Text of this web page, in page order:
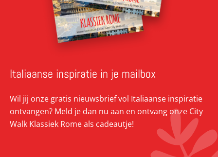
Italiaanse inspiratie in je mailbox
Wil jij onze gratis nieuwsbrief vol Italiaanse inspiratie
ontvangen? Meld je dan nu aan en ontvang onze City
Walk Klassiek Rome als cadeautje!